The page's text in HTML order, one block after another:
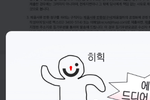
- 접수기간 : 26.07.03.(금) ~ 26.07.12.(일) 23:59 까지